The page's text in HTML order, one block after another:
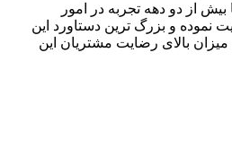
از دو دهه تجربه در امور
نموده و بزرگ ترین دستاورد این
بالای رضایت مشتریان این